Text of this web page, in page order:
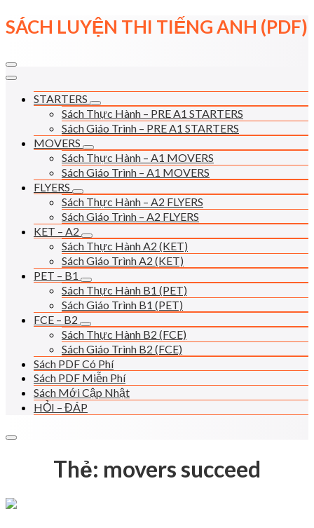
Skip
to
SÁCH LUYỆN THI TIẾNG ANH (PDF)
STARTERS
Sách Thực Hành – PRE A1 STARTERS
Sách Giáo Trình – PRE A1 STARTERS
MOVERS
Sách Thực Hành – A1 MOVERS
Sách Giáo Trình – A1 MOVERS
FLYERS
Sách Thực Hành – A2 FLYERS
Sách Giáo Trình – A2 FLYERS
KET – A2
Sách Thực Hành A2 (KET)
Sách Giáo Trình A2 (KET)
PET – B1
Sách Thực Hành B1 (PET)
Sách Giáo Trình B1 (PET)
FCE – B2
Sách Thực Hành B2 (FCE)
Sách Giáo Trình B2 (FCE)
Sách PDF Có Phí
Sách PDF Miễn Phí
Sách Mới Cập Nhật
HỎI – ĐÁP
Thẻ: movers succeed